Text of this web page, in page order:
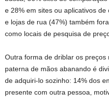
e 28% em sites ou aplicativos
e lojas de rua (47%) também
como locais de pesquisa de
Outra forma de driblar os
paterna de mãos abanando é
de adquiri-lo sozinho: 14% dos
presente com outra pessoa,